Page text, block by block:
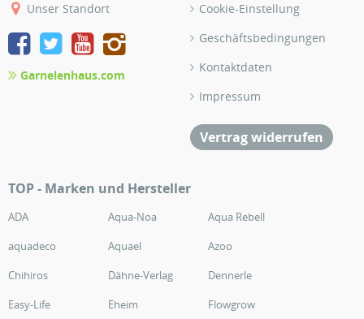
Unser Standort
Garnelenhaus.com
Cookie-Einstellung
Geschäftsbedingungen
Kontaktdaten
Impressum
Vertrag widerrufen
TOP - Marken und Hersteller
ADA Aqua-Noa
Aqua Rebell
aquadeco
Aquael
Azoo
Chihiros
Dähne-Verlag
Dennerle
Easy-Life
Eheim
Flowgrow